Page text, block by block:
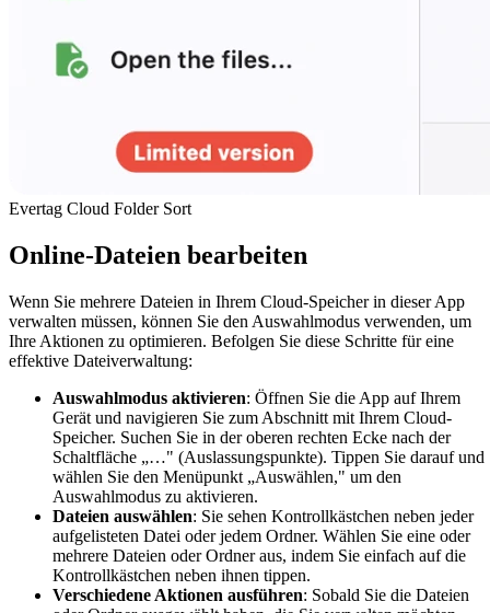
Evertag Cloud Folder Sort
Online-Dateien bearbeiten
Wenn Sie mehrere Dateien in Ihrem Cloud-Speicher in dieser App
verwalten müssen, können Sie den Auswahlmodus verwenden, um
Ihre Aktionen zu optimieren. Befolgen Sie diese Schritte für eine
effektive Dateiverwaltung:
Auswahlmodus aktivieren: Öffnen Sie die App auf Ihrem
Gerät und navigieren Sie zum Abschnitt mit Ihrem Cloud-
Speicher. Suchen Sie in der oberen rechten Ecke nach der
Schaltfläche „…" (Auslassungspunkte). Tippen Sie darauf und
wählen Sie den Menüpunkt „Auswählen," um den
Auswahlmodus zu aktivieren.
Dateien auswählen: Sie sehen Kontrollkästchen neben jeder
aufgelisteten Datei oder jedem Ordner. Wählen Sie eine oder
mehrere Dateien oder Ordner aus, indem Sie einfach auf die
Kontrollkästchen neben ihnen tippen.
Verschiedene Aktionen ausführen: Sobald Sie die Dateien